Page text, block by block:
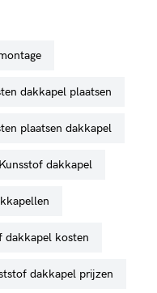
dakkapel plaatsen
plaatsen dakkapel
kunsstof dakkapel
dakkapel kosten
dakkapel prijzen